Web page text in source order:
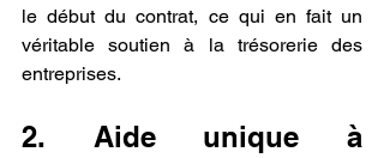
le début du contrat, ce qui en fait un
véritable soutien à la trésorerie des
entreprises.
2. Aide unique à